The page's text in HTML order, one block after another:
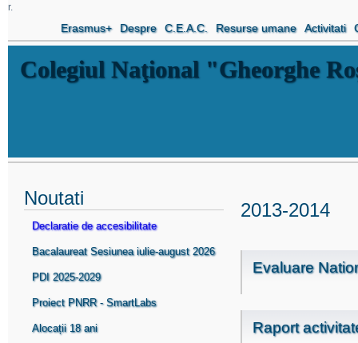
Erasmus+ Despre C.E.A.C. Resurse umane Activitati
r.
Colegiul Naţional "Gheorghe
Noutati
Declaratie de accesibilitate
Bacalaureat Sesiunea iulie-august 2026
PDI 2025-2029
Proiect PNRR - SmartLabs
Alocații 18 ani
2013-2014
Evaluare
Raport